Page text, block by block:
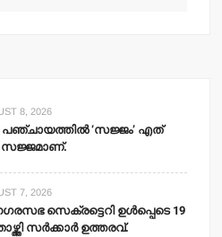
8, 2026
പഞ്ചായത്തില്‍ ‘സജ്ജം’ എത്
7, 2026
സെക്രട്ടെറി ഉള്‍പ്പെടെ 19
സര്‍ക്കാര്‍ ഉത്തരവ്.